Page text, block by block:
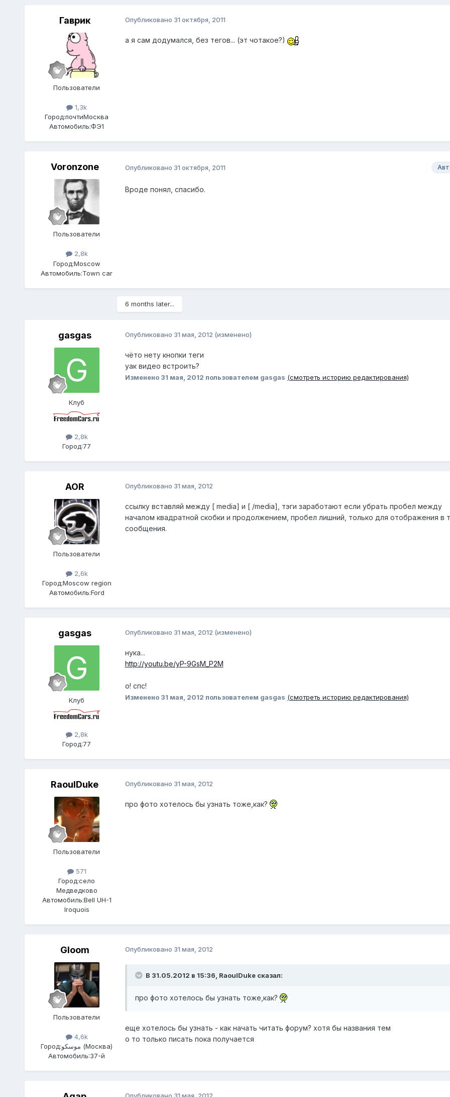
Гаврик
Пользователи
1,3k
Город:почтиМосква
Автомобиль:ФЭ1
Опубликовано 31 октября, 2011
а я сам додумался, без тегов... (эт чотакое?)
Voronzone
Пользователи
2,8k
Город:Moscow
Автомобиль:Town car
Опубликовано 31 октября, 2011
Вроде понял, спасибо.
6 months later...
gasgas
Клуб
2,8k
Город:77
Опубликовано 31 мая, 2012 (изменено)
чёто нету кнопки теги
уак видео встроить?
Изменено 31 мая, 2012 пользователем gasgas (смотреть историю редактирования)
AOR
Пользователи
2,6k
Город:Moscow region
Автомобиль:Ford
Опубликовано 31 мая, 2012
ссылку вставляй между [ media] и [ /media], тэги заработают если убрать пробел между
началом квадратной скобки и продолжением, пробел лишний, только для отображения в
сообщения.
gasgas
Клуб
2,8k
Город:77
Опубликовано 31 мая, 2012 (изменено)
нука...
http://youtu.be/yP-9GsM_P2M
о! спс!
Изменено 31 мая, 2012 пользователем gasgas (смотреть историю редактирования)
RaoulDuke
Пользователи
571
Город:село
Медведково
Автомобиль:Bell UH-1
Iroquois
Опубликовано 31 мая, 2012
про фото хотелось бы узнать тоже,как?
Gloom
Пользователи
4,6k
Город:
موسكو (Москва)
Автомобиль:37-й
Опубликовано 31 мая, 2012
В 31.05.2012 в 15:36, RaoulDuke сказал:
про фото хотелось бы узнать тоже,как?
еще хотелось бы узнать - как начать читать форум? хотя бы названия тем
о то только писать пока получается